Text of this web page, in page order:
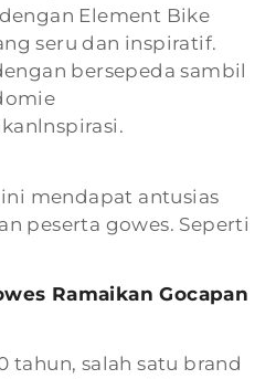
Element Bike
seru dan inspiratif.
bersepeda sambil
mendapat antusias
peserta gowes. Seperti
Ramaikan Gocapan
tahun, salah satu brand